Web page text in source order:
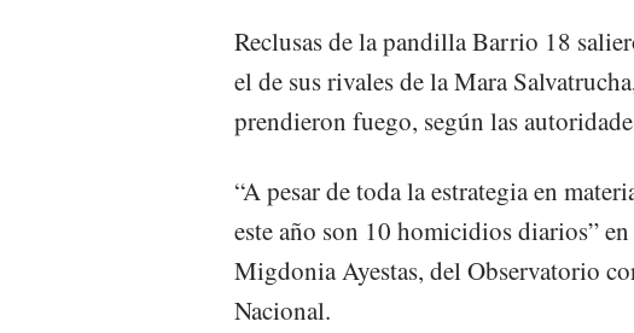
Reclusas de la pandilla Barrio 18
el de sus rivales de la Mara
prendieron fuego, según las
“A pesar de toda la estrategia en
este año son 10 homicidios diarios”
Migdonia Ayestas, del Observatorio
Nacional.